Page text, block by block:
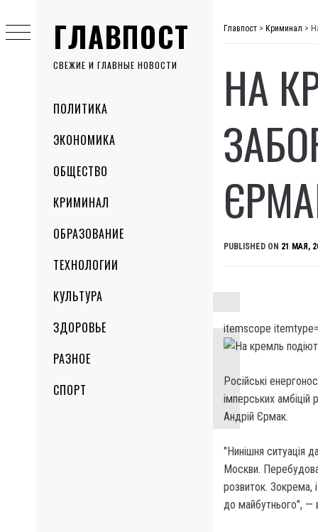
ГЛАВПОСТ
СВЕЖИЕ И ГЛАВНЫЕ НОВОСТИ
MenuПОЛИТИКА
ЭКОНОМИКА
ОБЩЕСТВО
КРИМИНАЛ
ОБРАЗОВАНИЕ
ТЕХНОЛОГИИ
КУЛЬТУРА
ЗДОРОВЬЕ
РАЗНОЕ
СПОРТ
to
content
Главпост > Криминал >
НА
PUBLISHED ON 21 МАЯ,
itemscope
Російські
імперських
Андрій Єрмак.
"Нинішня ситуація
Москви.
розвиток. Зокрема,
до майбутнього", —